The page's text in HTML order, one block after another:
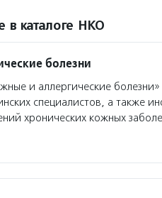
в каталоге НКО
болезни
и аллергические
специалистов, а также
хронических кожных